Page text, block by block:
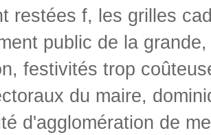
restées f, les grilles
public de la grande
, festivités trop
du maire,
d'agglomération de